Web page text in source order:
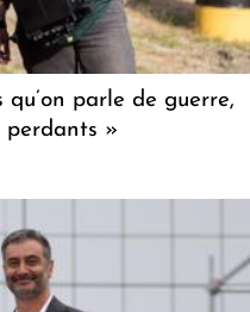
parle de guerre,
perdants »